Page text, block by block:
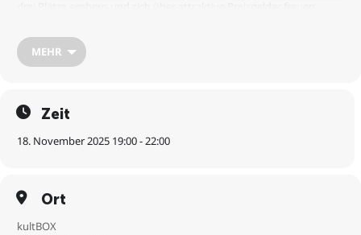
Gründungsidee.
Einlass:18:00 Uhr
Mehr als nur Zuschauen:
stimme am Ende für deinen Favoriten ab. Deine Stimme zählt!
Hole dir jetzt dein Ticket und erlebe die Kreativität und den
Unternehmergeist der Allgäuer!
MEHR
Zeit
18. November 2025 19:00 - 22:00
Ort
kultBOX